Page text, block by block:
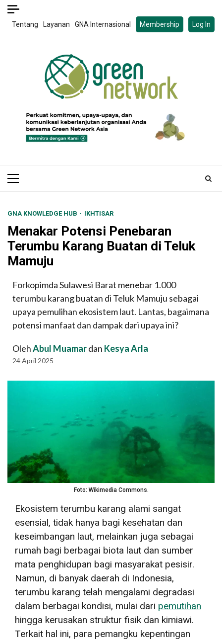
Skip
Tentang Layanan GNA Internasional Membership Log In
Primary
GNA KNOWLEDGE HUB IKHTISAR
Menakar Potensi Penebaran
Terumbu Karang Buatan di Teluk
Mamuju
Forkopimda Sulawesi Barat menebar 1.000
terumbu karang buatan di Teluk Mamuju sebagai
upaya pemulihan ekosistem laut. Lantas, bagaimana
potensi manfaat dan dampak dari upaya ini?
OlehAbul Muamardan Kesya Arla
24 April 2025
Foto: Wikimedia Commons.
Ekosistem terumbu karang alami sangat
esensial, tidak hanya bagi kesehatan dan
keseimbangan laut, melainkan juga sebagai
rumah bagi berbagai biota laut dan sumber
mata penghidupan bagi masyarakat pesisir.
Namun, di banyak daerah di Indonesia,
terumbu karang telah mengalami degradasi
dalam berbagai kondisi, mulai dari pemutihan
hingga kerusakan struktur fisik dan kimiawi.
Terkait hal ini, para pemangku kepentingan